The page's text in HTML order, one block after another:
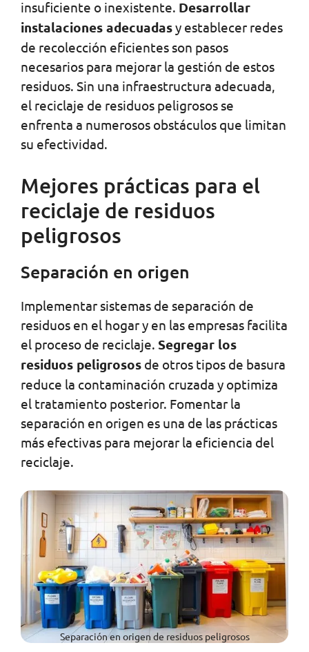
insuficiente o inexistente. Desarrollar
instalaciones adecuadasy establecer redes
de recolección eficientes son pasos
necesarios para mejorar la gestión de estos
residuos. Sin una infraestructura adecuada,
el reciclaje de residuos peligrosos se
enfrenta a numerosos obstáculos que limitan
su efectividad.
Mejores prácticas para el
reciclaje de residuos
peligrosos
Separación en origen
Implementar sistemas de separación de
residuos en el hogar y en las empresas facilita
el proceso de reciclaje. Segregar los
residuos peligrosos de otros tipos de basura
reduce la contaminación cruzada y optimiza
el tratamiento posterior. Fomentar la
separación en origen es una de las prácticas
más efectivas para mejorar la eficiencia del
reciclaje.
Separación en origen de residuos peligrosos